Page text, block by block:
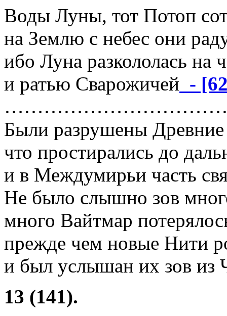
Воды Луны, тот Потоп
на Землю с небес они
ибо Луна разкололась на
и ратью Сварожичей -
Были разрушены
что простирались до
и в Междумирьи часть
Не было слышно зов
много Вайтмар
прежде чем новые Нити
и был услышан их зов из
13 (141).